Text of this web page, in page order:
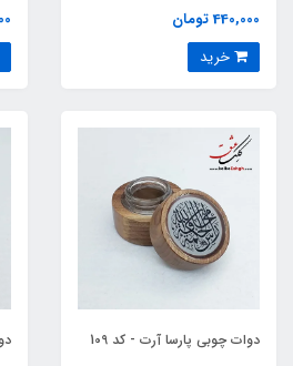
440,000 تومان
دوات چوبی پارسا آرت - کد 109